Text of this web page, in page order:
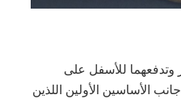
وتدفعهما للأسفل على
الأساسين الأولين اللذين